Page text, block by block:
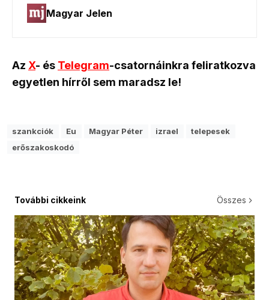
Az X- és Telegram-csatornáinkra feliratkozva
egyetlen hírről sem maradsz le!
szankciók Eu Magyar Péter izrael
telepesek
erőszakoskodó
További cikkeink Összes